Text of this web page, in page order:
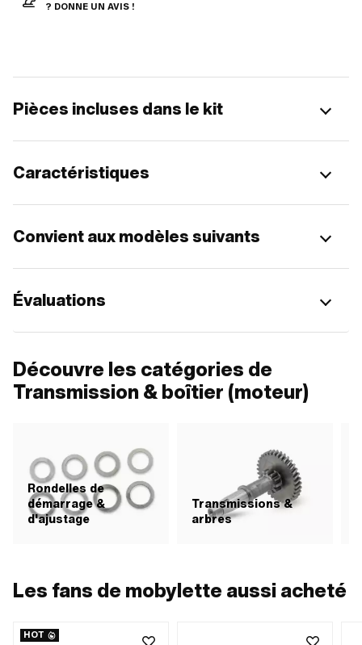
? DONNE UN AVIS !
Pièces incluses dans le kit
Caractéristiques
Convient aux modèles suivants
Évaluations
Découvre les catégories de
Transmission & boîtier (moteur)
Rondelles de
démarrage &
d'ajustage
Transmissions &
arbres
Les fans de mobylette aussi acheté
HOT